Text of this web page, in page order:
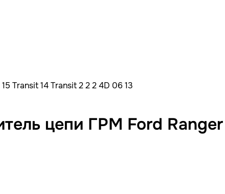
Transit 14 Transit 2 2 2 4D 06 13
цепи ГРМ Ford